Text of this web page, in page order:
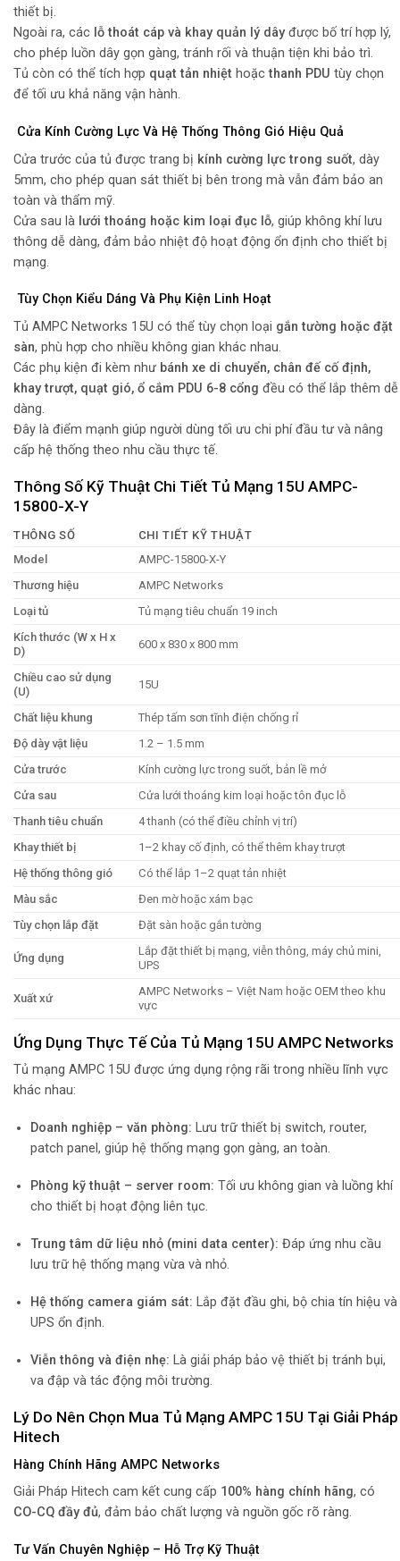
thiết bị.
Ngoài ra, các lỗ thoát cáp và khay quản lý dây được bố trí hợp lý,
cho phép luồn dây gọn gàng, tránh rối và thuận tiện khi bảo trì.
Tủ còn có thể tích hợp quạt tản nhiệt hoặcthanh PDU tùy chọn
để tối ưu khả năng vận hành.
Cửa Kính Cường Lực Và Hệ Thống Thông Gió Hiệu Quả
Cửa trước của tủ được trang bị kính cường lực trong suốt, dày
5mm, cho phép quan sát thiết bị bên trong mà vẫn đảm bảo an
toàn và thẩm mỹ.
Cửa sau là lưới thoáng hoặc kim loại đục lỗ, giúp không khí lưu
thông dễ dàng, đảm bảo nhiệt độ hoạt động ổn định cho thiết bị
mạng.
Tùy Chọn Kiểu Dáng Và Phụ Kiện Linh Hoạt
Tủ AMPC Networks 15U có thể tùy chọn loại gắn tường hoặc đặt
sàn, phù hợp cho nhiều không gian khác nhau.
Các phụ kiện đi kèm như bánh xe di chuyển, chân đế cố định,
khay trượt, quạt gió, ổ cắm PDU 6-8 cổng đều có thể lắp thêm dễ
dàng.
Đây là điểm mạnh giúp người dùng tối ưu chi phí đầu tư và nâng
cấp hệ thống theo nhu cầu thực tế.
Thông Số Kỹ Thuật Chi Tiết Tủ Mạng 15U AMPC-
15800-X-Y
THÔNG SỐ
CHI TIẾT KỸ THUẬT
Model
AMPC-15800-X-Y
Thương hiệu
AMPC Networks
Loại tủ
Tủ mạng tiêu chuẩn 19 inch
Kích thước (W x H x
D)
600 x 830 x 800 mm
Chiều cao sử dụng
(U)
15U
Chất liệu khung
Thép tấm sơn tĩnh điện chống rỉ
Độ dày vật liệu
1.2 – 1.5 mm
Cửa trước
Kính cường lực trong suốt, bản lề mở
Cửa sau
Cửa lưới thoáng kim loại hoặc tôn đục lỗ
Thanh tiêu chuẩn
4 thanh (có thể điều chỉnh vị trí)
Khay thiết bị
1–2 khay cố định, có thể thêm khay trượt
Hệ thống thông gió
Có thể lắp 1–2 quạt tản nhiệt
Màu sắc
Đen mờ hoặc xám bạc
Tùy chọn lắp đặt
Đặt sàn hoặc gắn tường
Ứng dụng
Lắp đặt thiết bị mạng, viễn thông, máy chủ mini,
UPS
Xuất xứ
AMPC Networks – Việt Nam hoặc OEM theo khu
vực
Ứng Dụng Thực Tế Của Tủ Mạng 15U AMPC Networks
Tủ mạng AMPC 15U được ứng dụng rộng rãi trong nhiều lĩnh vực
khác nhau:
Doanh nghiệp – văn phòng: Lưu trữ thiết bị switch, router,
patch panel, giúp hệ thống mạng gọn gàng, an toàn.
Phòng kỹ thuật – server room: Tối ưu không gian và luồng khí
cho thiết bị hoạt động liên tục.
Trung tâm dữ liệu nhỏ (mini data center): Đáp ứng nhu cầu
lưu trữ hệ thống mạng vừa và nhỏ.
Hệ thống camera giám sát: Lắp đặt đầu ghi, bộ chia tín hiệu và
UPS ổn định.
Viễn thông và điện nhẹ: Là giải pháp bảo vệ thiết bị tránh bụi,
va đập và tác động môi trường.
Lý Do Nên Chọn Mua Tủ Mạng AMPC 15U Tại Giải Pháp
Hitech
Hàng Chính Hãng AMPC Networks
Giải Pháp Hitech cam kết cung cấp 100% hàng chính hãng, có
CO-CQ đầy đủ, đảm bảo chất lượng và nguồn gốc rõ ràng.
Tư Vấn Chuyên Nghiệp – Hỗ Trợ Kỹ Thuật